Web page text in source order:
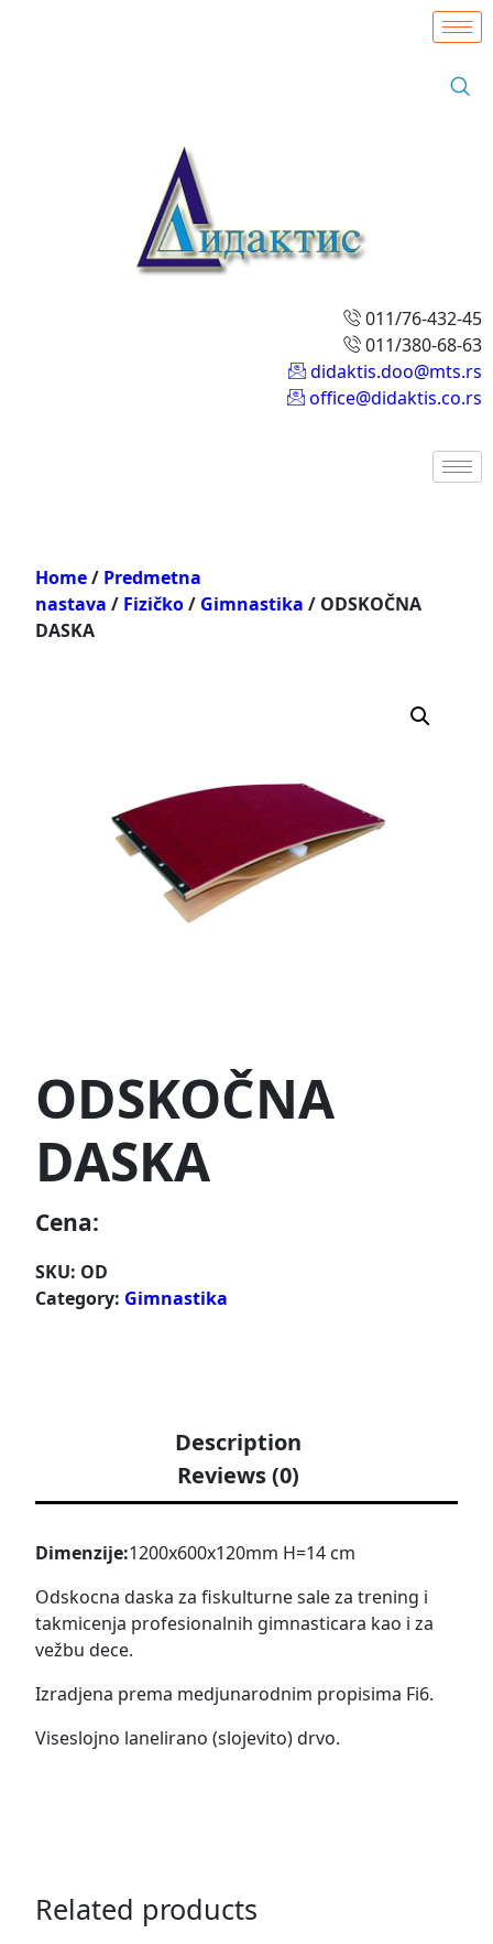
011/76-432-45
011/380-68-63
didaktis.doo@mts.rs
office@didaktis.co.rs
Home/ Predmetna
nastava / Fizičko/ Gimnastika / ODSKOČNA
DASKA
ODSKOČNA
DASKA
Cena:
SKU: OD
Category: Gimnastika
Description
Reviews (0)
Dimenzije:1200x600x120mm H=14 cm
Odskocna daska za fiskulturne sale za trening i
takmicenja profesionalnih gimnasticara kao i za
vežbu dece.
Izradjena prema medjunarodnim propisima Fi6.
Viseslojno lanelirano (slojevito) drvo.
Related products